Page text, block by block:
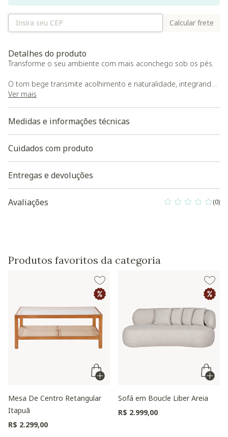
Calcular frete
Detalhes do produto
Transforme o seu ambiente com mais aconchego sob os pés.
O tom bege transmite acolhimento e naturalidade, integrando-
se com delicadeza à decoração.
Ver mais
Medidas e informações técnicas
Cuidados com produto
Entregas e devoluções
Avaliações 0 out of 5 (0)
Produtos favoritos da categoria
Mesa De Centro Retangular
Itapuã
R$ 2.299,00
Sofá em Boucle Liber Areia
R$ 2.999,00